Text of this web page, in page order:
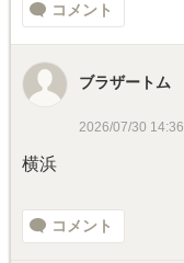
コメント
ブラザートム
2026/07/30 14:36
横浜
コメント